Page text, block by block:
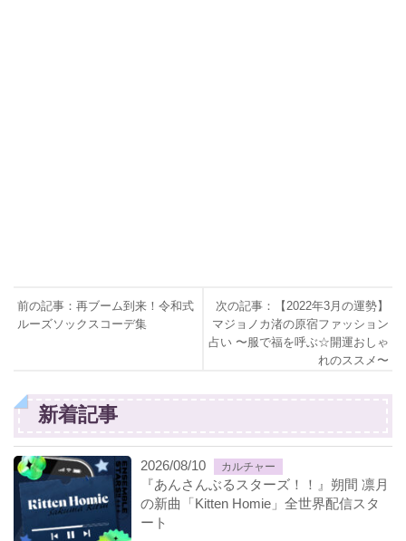
前の記事：再ブーム到来！令和式
ルーズソックスコーデ集
次の記事：【2022年3月の運勢】
マジョノカ渚の原宿ファッション
占い 〜服で福を呼ぶ☆開運おしゃ
れのススメ〜
新着記事
2026/08/10 カルチャー
『あんさんぶるスターズ！！』朔間 凛月
の新曲「Kitten Homie」全世界配信スタ
ート